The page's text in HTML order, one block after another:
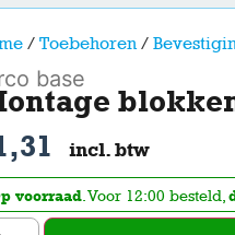
/ Toebehoren/
base
incl. btw
voorraad . Voor 12:00 besteld,